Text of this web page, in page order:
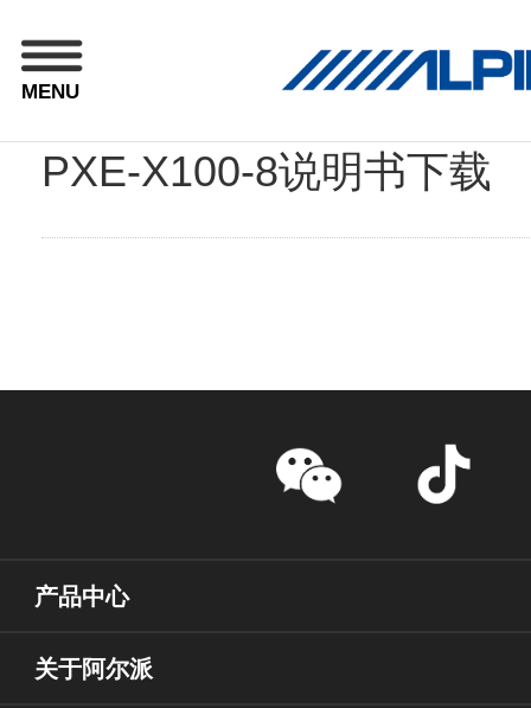
MENU
PXE-X100-8说明书下载
产品中心
关于阿尔派